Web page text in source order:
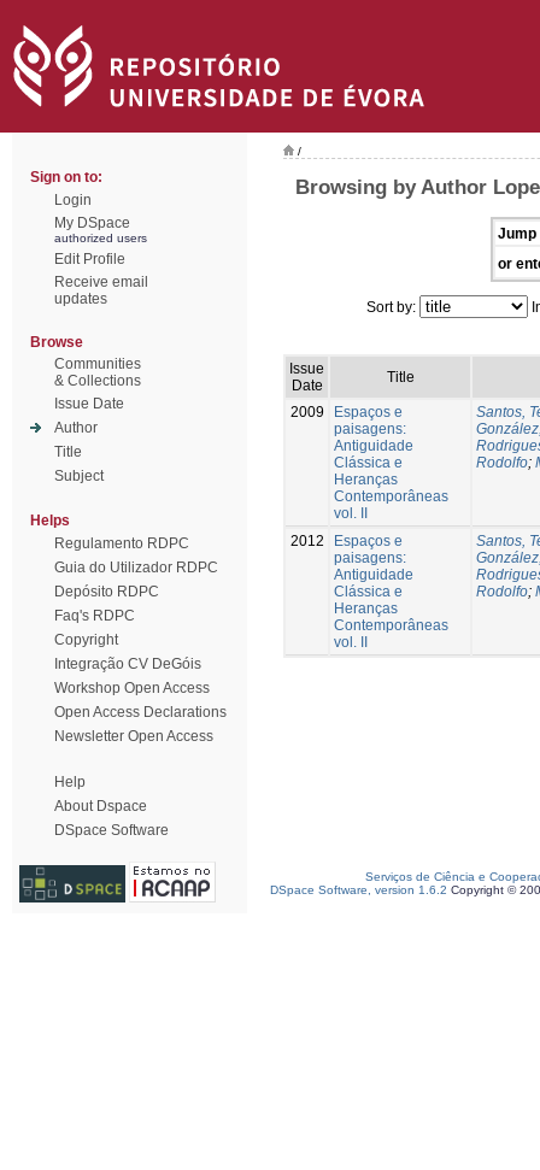
Sign on to:
Login
My DSpace
authorized users
Edit Profile
Receive email
updates
Browse
Communities
& Collections
Issue Date
Author
Title
Subject
Helps
Regulamento RDPC
Guia do Utilizador RDPC
Depósito RDPC
Faq's RDPC
Copyright
Integração CV DeGóis
Workshop Open Access
Open Access Declarations
Newsletter Open Access
Help
About Dspace
DSpace Software
/
Browsing by Author
Jump
or
Sort by:
Issue
Date
Title
2009
Espaços e
paisagens:
Antiguidade
Clássica e
Heranças
Contemporâneas
vol. II
Santos,
Rodolfo;
2012
Espaços e
paisagens:
Antiguidade
Clássica e
Heranças
Contemporâneas
vol. II
Santos,
Rodolfo;
Serviços de Ciência e
DSpace Software, version 1.6.2 Copyright ©